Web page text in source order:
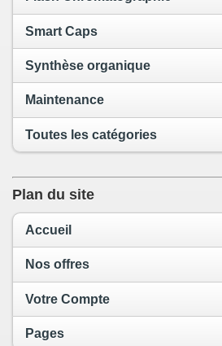
Smart Caps
Synthèse organique
Maintenance
Toutes les catégories
Plan du site
Accueil
Nos offres
Votre Compte
Pages